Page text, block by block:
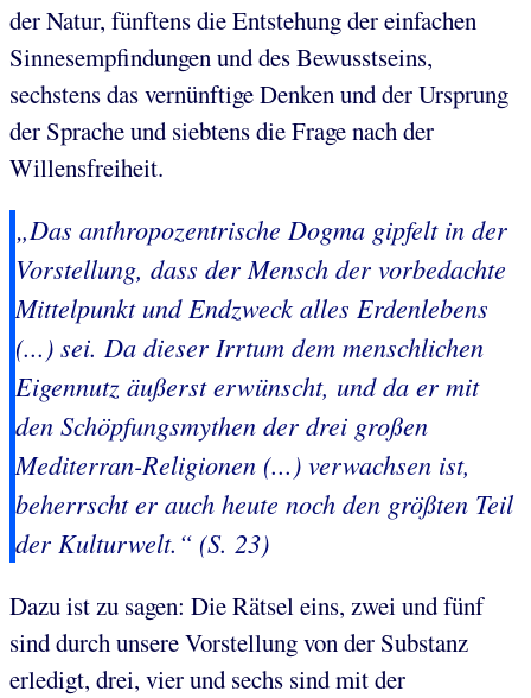
der Natur, fünftens die Entstehung der einfachen
Sinnesempfindungen und des Bewusstseins,
sechstens das vernünftige Denken und der Ursprung
der Sprache und siebtens die Frage nach der
Willensfreiheit.
„Das anthropozentrische Dogma gipfelt in der
Vorstellung, dass der Mensch der vorbedachte
Mittelpunkt und Endzweck alles Erdenlebens
(...) sei. Da dieser Irrtum dem menschlichen
Eigennutz äußerst erwünscht, und da er mit
den Schöpfungsmythen der drei großen
Mediterran-Religionen (...) verwachsen ist,
beherrscht er auch heute noch den größten Teil
der Kulturwelt.“ (S. 23)
Dazu ist zu sagen: Die Rätsel eins, zwei und fünf
sind durch unsere Vorstellung von der Substanz
erledigt, drei, vier und sechs sind mit der